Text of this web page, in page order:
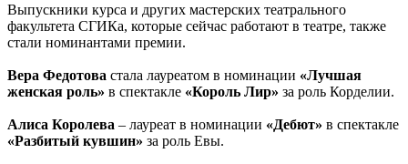
Выпускники курса и других мастерских театрального
факультета СГИКа, которые сейчас работают в театре, также
стали номинантами премии.
Вера Федотова стала лауреатом в номинации «Лучшая
женская роль» в спектакле «Король Лир» за роль Корделии.
Алиса Королева – лауреат в номинации «Дебют» в спектакле
«Разбитый кувшин» за роль Евы.